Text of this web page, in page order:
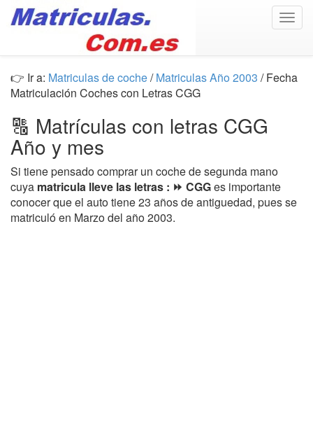
👉 Ir a: Matriculas de coche/Matriculas Año 2003 / Fecha
Matriculación Coches con Letras CGG
🔠 Matrículas con letras CGG
Año y mes
Si tiene pensado comprar un coche de segunda mano
cuya matricula lleve las letras : ⏩ CGGes importante
conocer que el auto tiene 23 años de antiguedad, pues se
matriculó en Marzo del año 2003.